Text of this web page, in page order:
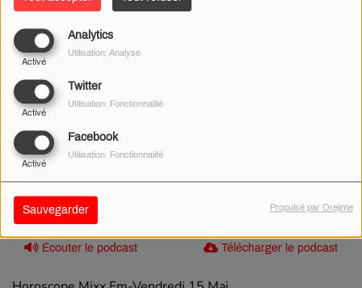
Analytics
Activé
Utilisation: Analyse
Twitter
Activé
Utilisation: Fonctionnalité
Facebook
Activé
Utilisation: Fonctionnalité
Sauvegarder Propulsé par Orejime
15 MAI 2026 -
Écouter le podcast Télécharger le podcast